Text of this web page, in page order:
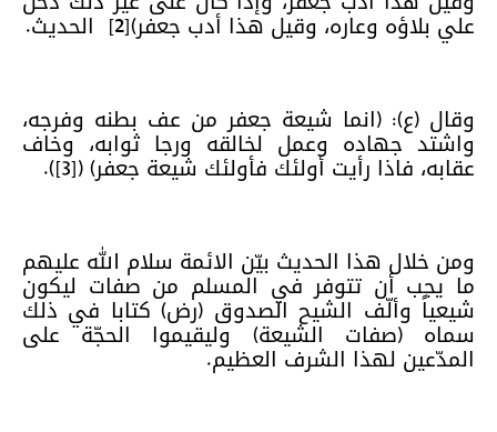
علي بلاؤه وعاره، وقيل هذا أدب جعفر)[2] الحديث.
وقال (ع): (انما شيعة جعفر من عف بطنه وفرجه،
واشتد جهاده وعمل لخالقه ورجا ثوابه، وخاف
عقابه، فاذا رأيت أولئك فأولئك شيعة جعفر) ([3]).
ومن خلال هذا الحديث بيّن الائمة سلام الله عليهم
ما يجب أن تتوفر في المسلم من صفات ليكون
شيعياً وألّف الشيح الصدوق (رض) كتابا في ذلك
سماه (صفات الشيعة) وليقيموا الحجّة على
المدّعين لهذا الشرف العظيم.